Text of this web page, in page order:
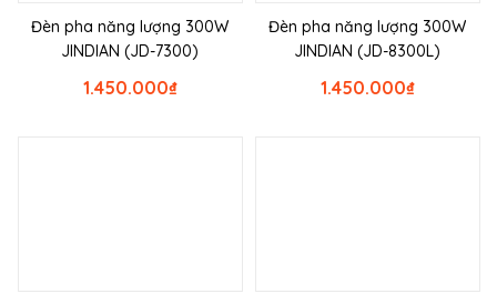
Đèn pha năng lượng 300W
JINDIAN (JD-7300)
₫
1.450.000
Đèn pha năng lượng 300W
JINDIAN (JD-8300L)
₫
1.450.000